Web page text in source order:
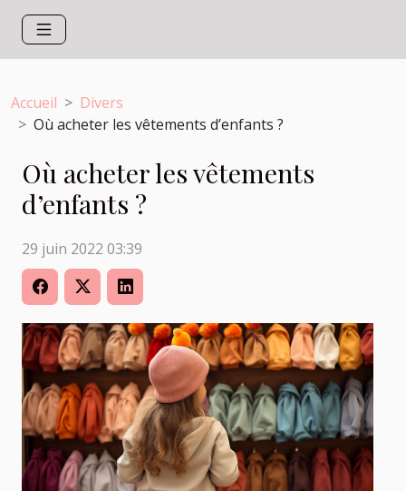
Accueil
Divers
Où acheter les vêtements d’enfants ?
Où acheter les vêtements
d’enfants ?
29 juin 2022 03:39